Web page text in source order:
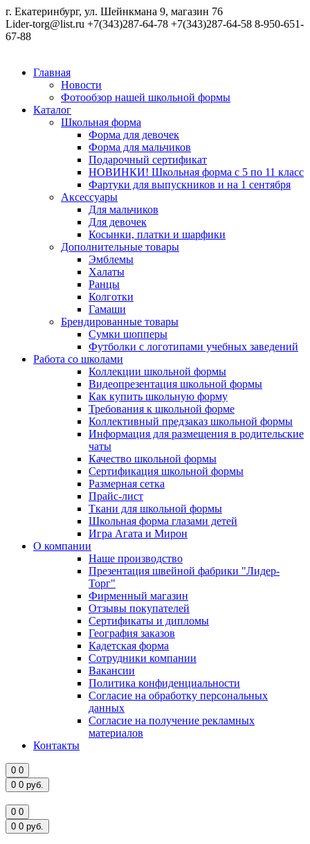
г. Екатеринбург, ул. Шейнкмана 9, магазин 76
Lider-torg@list.ru +7(343)287-64-78 +7(343)287-64-58 8-950-651-
67-88
Главная
Новости
Фотообзор нашей школьной формы
Каталог
Школьная форма
Форма для девочек
Форма для мальчиков
Подарочный сертификат
НОВИНКИ! Школьная форма с 5 по 11 класс
Фартуки для выпускников и на 1 сентября
Аксессуары
Для мальчиков
Для девочек
Косынки, платки и шарфики
Дополнительные товары
Эмблемы
Халаты
Ранцы
Колготки
Гамаши
Брендированные товары
Сумки шопперы
Футболки с логотипами учебных заведений
Работа со школами
Коллекции школьной формы
Видеопрезентация школьной формы
Как купить школьную форму
Требования к школьной форме
Коллективный предзаказ школьной формы
Информация для размещения в родительские
чаты
Качество школьной формы
Сертификация школьной формы
Размерная сетка
Прайс-лист
Ткани для школьной формы
Школьная форма глазами детей
Игра Агата и Мирон
О компании
Наше производство
Презентация швейной фабрики "Лидер-
Торг"
Фирменный магазин
Отзывы покупателей
Сертификаты и дипломы
География заказов
Кадетская форма
Сотрудники компании
Вакансии
Политика конфиденциальности
Согласие на обработку персональных
данных
Согласие на получение рекламных
материалов
Контакты
0 0
0 0 руб.
0 0
0 0 руб.